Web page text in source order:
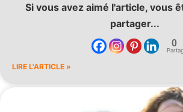
Si vous avez aimé l'article, vous
partager...
0
LIRE L'ARTICLE »